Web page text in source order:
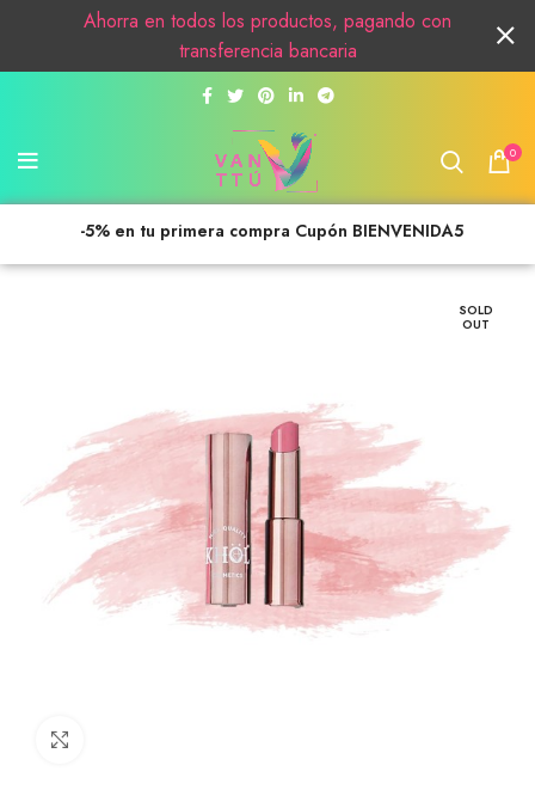
0
-5% en tu primera compra Cupón BIENVENIDA5
SOLD
OUT
Ahorra en todos los productos, pagando con
transferencia bancaria